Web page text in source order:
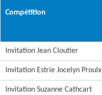
Compétition
Invitation Jean Cloutier
Invitation Estrie Jocelyn Proulx
Invitation Suzanne Cathcart